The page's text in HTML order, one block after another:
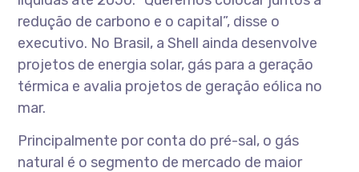
redução de carbono e o capital”, disse o
executivo. No Brasil, a Shell ainda desenvolve
projetos de energia solar, gás para a geração
térmica e avalia projetos de geração eólica no
mar.
Principalmente por conta do pré-sal, o gás
natural é o segmento de mercado de maior